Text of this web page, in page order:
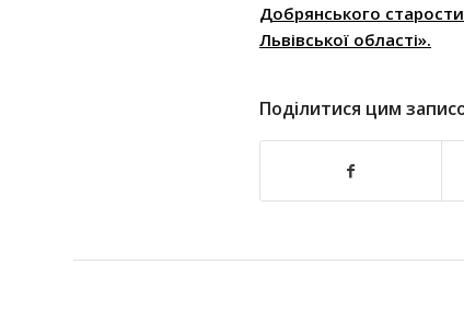
Добрянського
Львівської області».
Поділитися цим